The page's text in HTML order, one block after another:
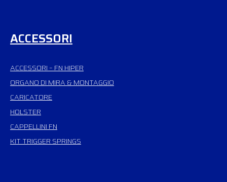
ACCESSORI
ACCESSORI – FN HIPER
ORGANO DI MIRA & MONTAGGIO
CARICATORE
HOLSTER
CAPPELLINI FN
KIT TRIGGER SPRINGS